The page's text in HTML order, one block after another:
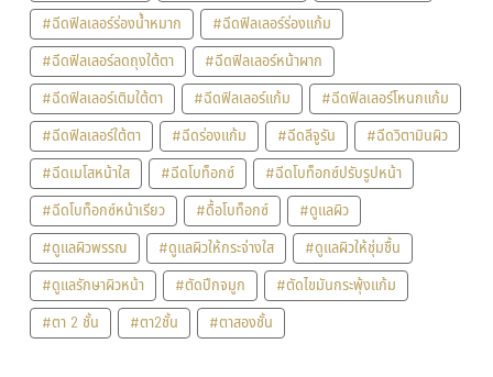
#ฉีดฟิลเลอร์ร่องน้ำหมาก
#ฉีดฟิลเลอร์ร่องแก้ม
#ฉีดฟิลเลอร์ลดถุงใต้ตา
#ฉีดฟิลเลอร์หน้าผาก
#ฉีดฟิลเลอร์เติมใต้ตา
#ฉีดฟิลเลอร์แก้ม
#ฉีดฟิลเลอร์โหนกแก้ม
#ฉีดฟิลเลอร์ใต้ตา
#ฉีดร่องแก้ม #ฉีดลีจูรัน
#ฉีดวิตามินผิว
#ฉีดเมโสหน้าใส
#ฉีดโบท็อกซ์
#ฉีดโบท็อกซ์ปรับรูปหน้า
#ฉีดโบท็อกซ์หน้าเรียว
#ดื้อโบท็อกซ์
#ดูแลผิว
#ดูแลผิวพรรณ
#ดูแลผิวให้กระจ่างใส
#ดูแลผิวให้ชุ่มชื้น
#ดูแลรักษาผิวหน้า
#ตัดปีกจมูก
#ตัดไขมันกระพุ้งแก้ม
#ตา 2 ชั้น
#ตา2ชั้น #ตาสองชั้น